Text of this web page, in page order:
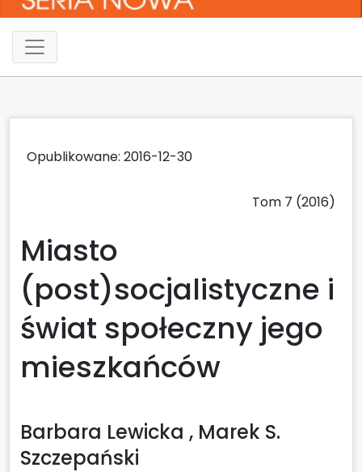
Opublikowane: 2016-12-30
Tom 7 (2016)
Miasto
(post)socjalistyczne i
świat społeczny jego
mieszkańców
Barbara Lewicka , Marek S.
Szczepański